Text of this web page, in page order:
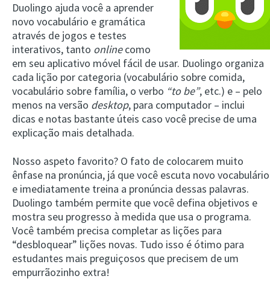
Duolingo ajuda você a aprender
novo vocabulário e gramática
através de jogos e testes
interativos, tanto onlinecomo
em seu aplicativo móvel fácil de usar. Duolingo organiza
cada lição por categoria (vocabulário sobre comida,
vocabulário sobre família, o verbo “to be”, etc.) e – pelo
menos na versão desktop, para computador – inclui
dicas e notas bastante úteis caso você precise de uma
explicação mais detalhada.
Nosso aspeto favorito? O fato de colocarem muito
ênfase na pronúncia, já que você escuta novo vocabulário
e imediatamente treina a pronúncia dessas palavras.
Duolingo também permite que você defina objetivos e
mostra seu progresso à medida que usa o programa.
Você também precisa completar as lições para
“desbloquear” lições novas. Tudo isso é ótimo para
estudantes mais preguiçosos que precisem de um
empurrãozinho extra!